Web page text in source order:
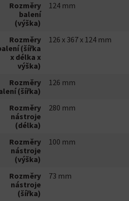
Rozměry
balení
(výška)
124 mm
Rozměry
(šířka
x délka x
výška)
126 x 367 x 124 mm
Rozměry
(šířka)
126 mm
Rozměry
nástroje
(délka)
280 mm
Rozměry
nástroje
(výška)
100 mm
Rozměry
nástroje
(šířka)
73 mm